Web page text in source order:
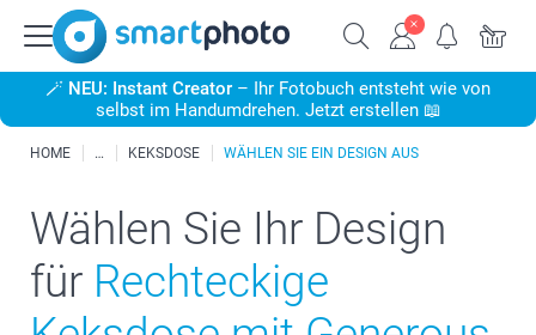
🪄 NEU: Instant Creator – Ihr Fotobuch entsteht wie von
selbst im Handumdrehen. Jetzt erstellen 📖
HOME KEKSDOSE WÄHLEN SIE EIN DESIGN AUS
Wählen Sie Ihr Design
für Rechteckige